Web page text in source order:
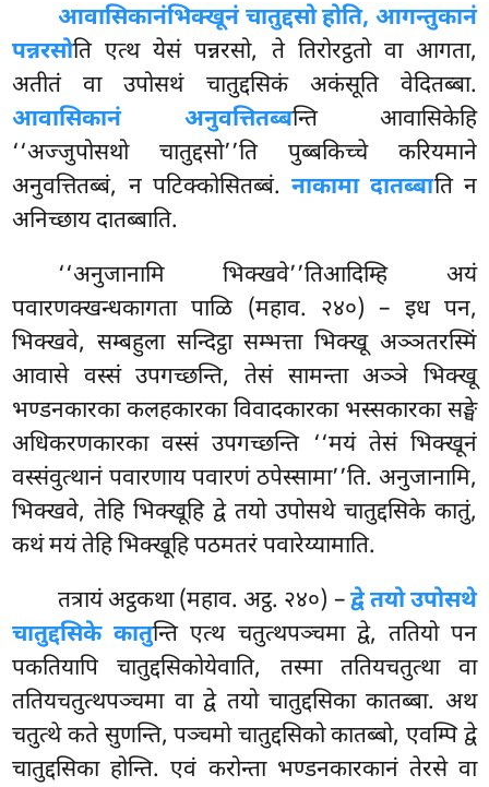
आवासिकानंभिक्खूनं चातुद्दसो होति, आगन्तुकानं
पन्नरसोति एत्थ येसं पन्नरसो, ते तिरोरट्ठतो वा आगता,
अतीतं वा उपोसथं चातुद्दसिकं अकंसूति वेदितब्बा.
आवासिकानं अनुवत्तितब्बन्ति आवासिकेहि
‘‘अज्जुपोसथो चातुद्दसो’’ति पुब्बकिच्चे करियमाने
अनुवत्तितब्बं, न पटिक्कोसितब्बं.नाकामा दातब्बाति न
अनिच्छाय दातब्बाति.
‘‘अनुजानामि भिक्खवे’’तिआदिम्हि अयं
पवारणक्खन्धकागता पाळि (महाव. २४०) – इध पन,
भिक्खवे, सम्बहुला सन्दिट्ठा सम्भत्ता भिक्खू अञ्ञतरस्मिं
आवासे वस्सं उपगच्छन्ति, तेसं सामन्ता अञ्ञे भिक्खू
भण्डनकारका कलहकारका विवादकारका भस्सकारका सङ्घे
अधिकरणकारका वस्सं उपगच्छन्ति ‘‘मयं तेसं भिक्खूनं
वस्संवुत्थानं पवारणाय पवारणं ठपेस्सामा’’ति. अनुजानामि,
भिक्खवे, तेहि भिक्खूहि द्वे तयो उपोसथे चातुद्दसिके कातुं,
कथं मयं तेहि भिक्खूहि पठमतरं पवारेय्यामाति.
तत्रायं अट्ठकथा (महाव. अट्ठ. २४०) –द्वे तयो उपोसथे
चातुद्दसिके कातुन्ति एत्थ चतुत्थपञ्चमा द्वे, ततियो पन
पकतियापि चातुद्दसिकोयेवाति, तस्मा ततियचतुत्था वा
ततियचतुत्थपञ्चमा वा द्वे तयो चातुद्दसिका कातब्बा. अथ
चतुत्थे कते सुणन्ति, पञ्चमो चातुद्दसिको कातब्बो, एवम्पि द्वे
चातुद्दसिका होन्ति. एवं करोन्ता भण्डनकारकानं तेरसे वा